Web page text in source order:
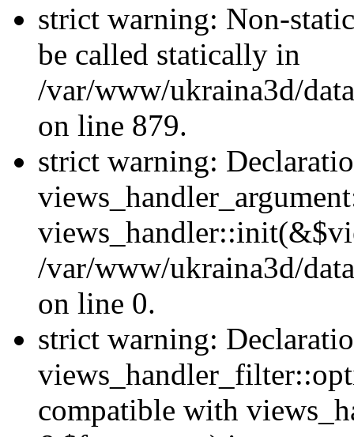
strict warning: Non-
be called statically in
/var/www/ukraina3d/
on line 879.
strict warning:
/var/www/ukraina3d/
on line 0.
strict warning:
compatible with